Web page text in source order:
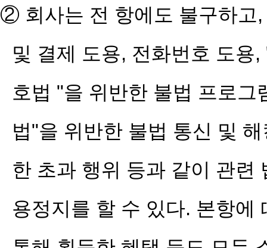
② 회사는 전 항에도 불구하고
및 결제 도용, 전화번호 도용
호법 "을 위반한 불법 프로
법"을 위반한 불법 통신 및
한 초과 행위 등과 같이 관련
용정지를 할 수 있다. 본항에